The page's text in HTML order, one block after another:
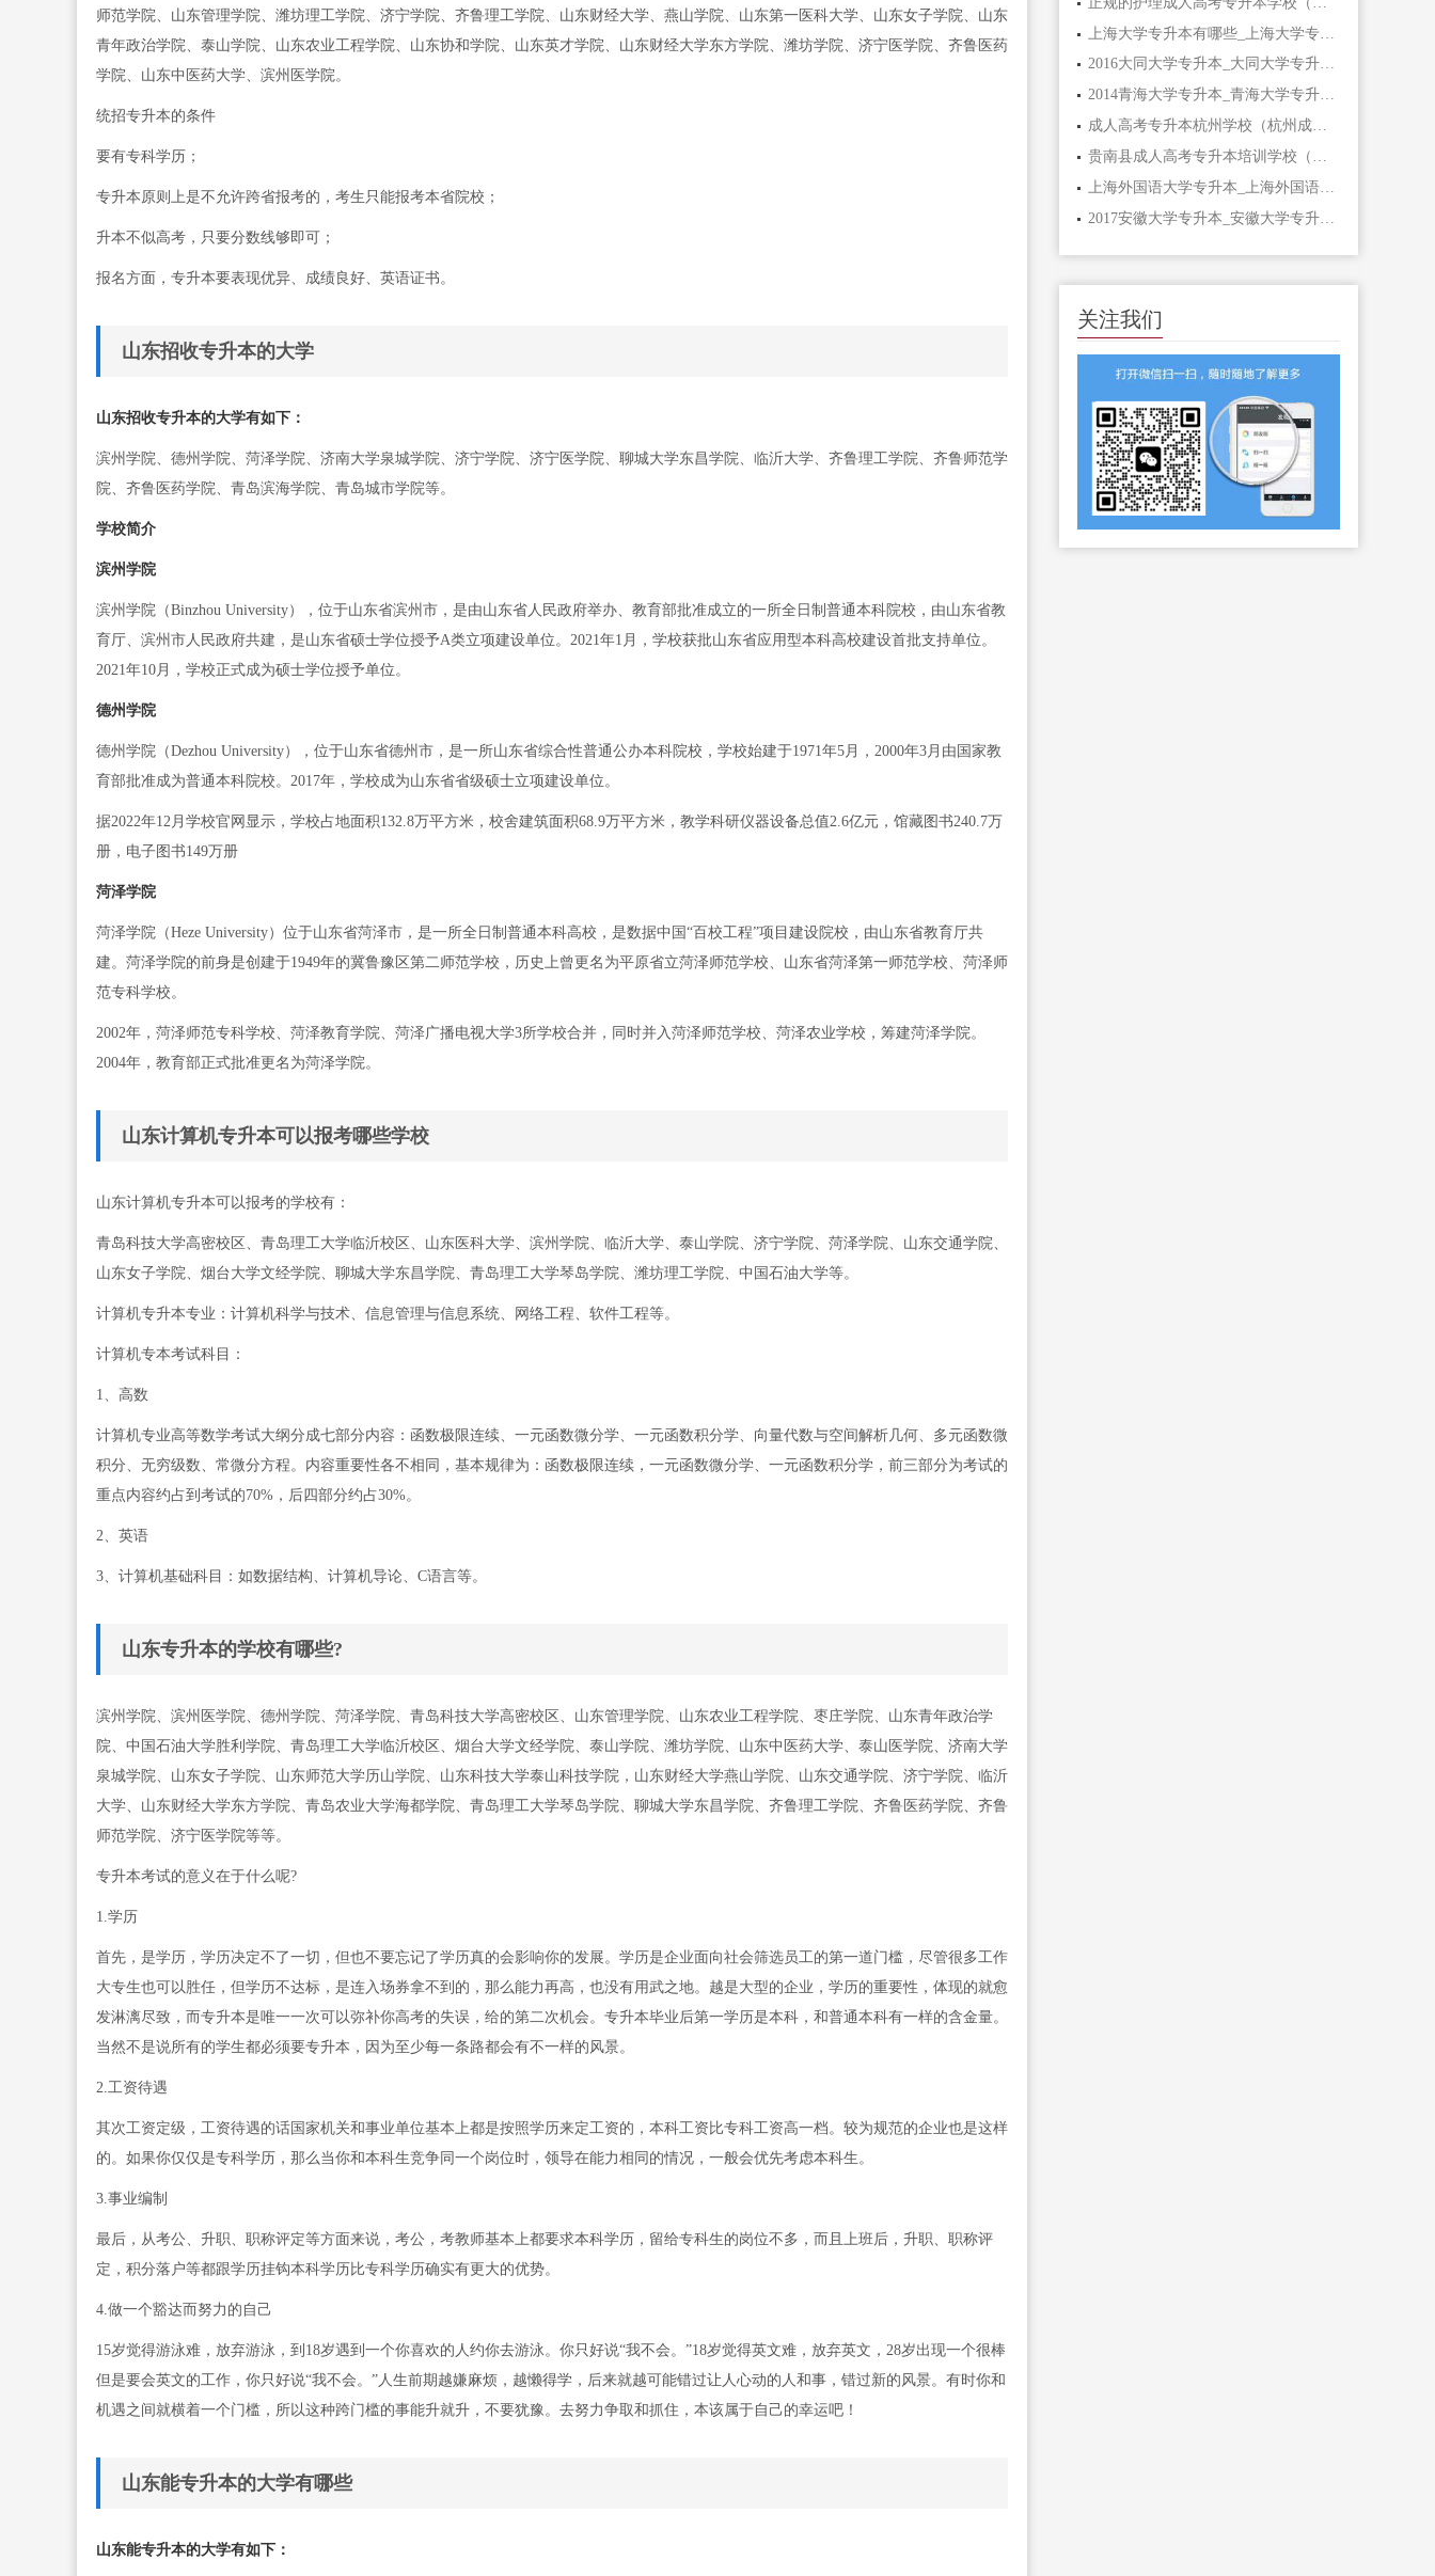
师范学院、山东管理学院、潍坊理工学院、济宁学院、齐鲁理工学院、山东财经大学、燕山学院、山东第一医科大学、山东女子学院、山东
青年政治学院、泰山学院、山东农业工程学院、山东协和学院、山东英才学院、山东财经大学东方学院、潍坊学院、济宁医学院、齐鲁医药
学院、山东中医药大学、滨州医学院。
统招专升本的条件
要有专科学历；
专升本原则上是不允许跨省报考的，考生只能报考本省院校；
升本不似高考，只要分数线够即可；
报名方面，专升本要表现优异、成绩良好、英语证书。
山东招收专升本的大学
山东招收专升本的大学有如下：
滨州学院、德州学院、菏泽学院、济南大学泉城学院、济宁学院、济宁医学院、聊城大学东昌学院、临沂大学、齐鲁理工学院、齐鲁师范学
院、齐鲁医药学院、青岛滨海学院、青岛城市学院等。
学校简介
滨州学院
滨州学院（Binzhou University），位于山东省滨州市，是由山东省人民政府举办、教育部批准成立的一所全日制普通本科院校，由山东省教
育厅、滨州市人民政府共建，是山东省硕士学位授予A类立项建设单位。2021年1月，学校获批山东省应用型本科高校建设首批支持单位。
2021年10月，学校正式成为硕士学位授予单位。
德州学院
德州学院（Dezhou University），位于山东省德州市，是一所山东省综合性普通公办本科院校，学校始建于1971年5月，2000年3月由国家教
育部批准成为普通本科院校。2017年，学校成为山东省省级硕士立项建设单位。
据2022年12月学校官网显示，学校占地面积132.8万平方米，校舍建筑面积68.9万平方米，教学科研仪器设备总值2.6亿元，馆藏图书240.7万
册，电子图书149万册
菏泽学院
菏泽学院（Heze University）位于山东省菏泽市，是一所全日制普通本科高校，是数据中国“百校工程”项目建设院校，由山东省教育厅共
建。菏泽学院的前身是创建于1949年的冀鲁豫区第二师范学校，历史上曾更名为平原省立菏泽师范学校、山东省菏泽第一师范学校、菏泽师
范专科学校。
2002年，菏泽师范专科学校、菏泽教育学院、菏泽广播电视大学3所学校合并，同时并入菏泽师范学校、菏泽农业学校，筹建菏泽学院。
2004年，教育部正式批准更名为菏泽学院。
山东计算机专升本可以报考哪些学校
山东计算机专升本可以报考的学校有：
青岛科技大学高密校区、青岛理工大学临沂校区、山东医科大学、滨州学院、临沂大学、泰山学院、济宁学院、菏泽学院、山东交通学院、
山东女子学院、烟台大学文经学院、聊城大学东昌学院、青岛理工大学琴岛学院、潍坊理工学院、中国石油大学等。
计算机专升本专业：计算机科学与技术、信息管理与信息系统、网络工程、软件工程等。
计算机专本考试科目：
1、高数
计算机专业高等数学考试大纲分成七部分内容：函数极限连续、一元函数微分学、一元函数积分学、向量代数与空间解析几何、多元函数微
积分、无穷级数、常微分方程。内容重要性各不相同，基本规律为：函数极限连续，一元函数微分学、一元函数积分学，前三部分为考试的
重点内容约占到考试的70%，后四部分约占30%。
2、英语
3、计算机基础科目：如数据结构、计算机导论、C语言等。
山东专升本的学校有哪些?
滨州学院、滨州医学院、德州学院、菏泽学院、青岛科技大学高密校区、山东管理学院、山东农业工程学院、枣庄学院、山东青年政治学
院、中国石油大学胜利学院、青岛理工大学临沂校区、烟台大学文经学院、泰山学院、潍坊学院、山东中医药大学、泰山医学院、济南大学
泉城学院、山东女子学院、山东师范大学历山学院、山东科技大学泰山科技学院，山东财经大学燕山学院、山东交通学院、济宁学院、临沂
大学、山东财经大学东方学院、青岛农业大学海都学院、青岛理工大学琴岛学院、聊城大学东昌学院、齐鲁理工学院、齐鲁医药学院、齐鲁
师范学院、济宁医学院等等。
专升本考试的意义在于什么呢?
1.学历
首先，是学历，学历决定不了一切，但也不要忘记了学历真的会影响你的发展。学历是企业面向社会筛选员工的第一道门槛，尽管很多工作
大专生也可以胜任，但学历不达标，是连入场券拿不到的，那么能力再高，也没有用武之地。越是大型的企业，学历的重要性，体现的就愈
发淋漓尽致，而专升本是唯一一次可以弥补你高考的失误，给的第二次机会。专升本毕业后第一学历是本科，和普通本科有一样的含金量。
当然不是说所有的学生都必须要专升本，因为至少每一条路都会有不一样的风景。
2.工资待遇
其次工资定级，工资待遇的话国家机关和事业单位基本上都是按照学历来定工资的，本科工资比专科工资高一档。较为规范的企业也是这样
的。如果你仅仅是专科学历，那么当你和本科生竞争同一个岗位时，领导在能力相同的情况，一般会优先考虑本科生。
3.事业编制
最后，从考公、升职、职称评定等方面来说，考公，考教师基本上都要求本科学历，留给专科生的岗位不多，而且上班后，升职、职称评
定，积分落户等都跟学历挂钩本科学历比专科学历确实有更大的优势。
4.做一个豁达而努力的自己
15岁觉得游泳难，放弃游泳，到18岁遇到一个你喜欢的人约你去游泳。你只好说“我不会。”18岁觉得英文难，放弃英文，28岁出现一个很棒
但是要会英文的工作，你只好说“我不会。”人生前期越嫌麻烦，越懒得学，后来就越可能错过让人心动的人和事，错过新的风景。有时你和
机遇之间就横着一个门槛，所以这种跨门槛的事能升就升，不要犹豫。去努力争取和抓住，本该属于自己的幸运吧！
山东能专升本的大学有哪些
山东能专升本的大学有如下：
上海大学专升本有哪些_上海大学专升本有哪些专业
2016大同大学专升本_大同大学专升本2021
2014青海大学专升本_青海大学专升本2021
成人高考专升本杭州学校（杭州成人高考专升本学校招生简章）
贵南县成人高考专升本培训学校（贵南县成人高考专升本培训学校打造你的升学之路）
上海外国语大学专升本_上海外国语大学专升本分数线
2017安徽大学专升本_安徽大学专升本2020
关注我们